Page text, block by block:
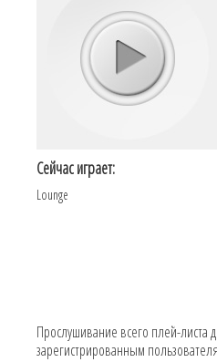
Сейчас играет:
Lounge
Прослушивание всего плей-листа
зарегистрированным